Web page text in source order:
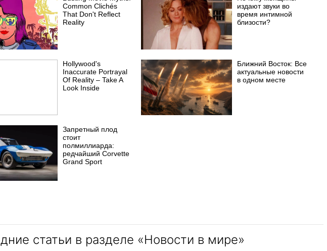
Common Clichés
That Don't Reflect
Reality
издают звуки во
время интимной
близости?
Hollywood's
Inaccurate Portrayal
Of Reality – Take A
Look Inside
Ближний Восток: Все
актуальные новости
в одном месте
Запретный плод
стоит
полмиллиарда:
редчайший Corvette
Grand Sport
статьи в разделе «Новости в мире»